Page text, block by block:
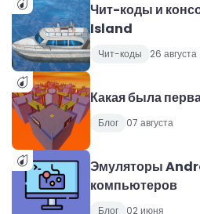
Чит-коды и
Island
Чит-коды 26 августа
Какая была
Блог 07 августа
Эмуляторы
компьютеров
Блог 02 июня